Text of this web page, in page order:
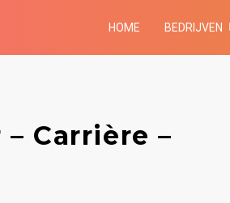
HOME BEDRIJVEN
Carrière –